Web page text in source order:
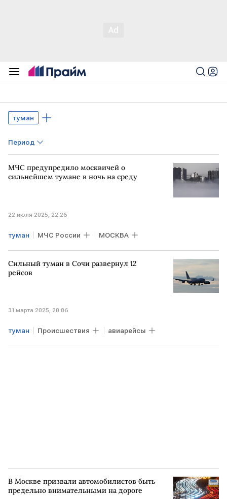
туман
Период
МЧС предупредило москвичей о
сильнейшем тумане в ночь на среду
22 июля 2025, 22:26
туман МЧС России МОСКВА
Сильный туман в Сочи развернул 12
рейсов
31 марта 2025, 20:06
туман Происшествия авиарейсы
В Москве призвали автомобилистов быть
предельно внимательными на дороге